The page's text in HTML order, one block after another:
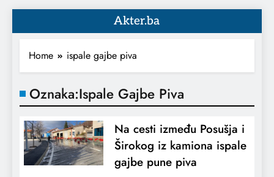
Akter.ba
Home ispale gajbe piva
Oznaka:Ispale Gajbe Piva
Na cesti između Posušja i
Širokog iz kamiona ispale
gajbe pune piva